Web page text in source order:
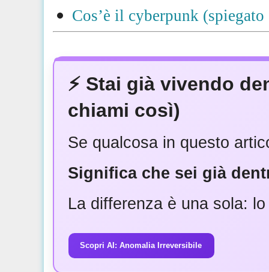
Cos’è il cyberpunk
⚡ Stai già vivendo
chiami così)
Se qualcosa in questo
Significa che sei già
La differenza è una sola:
Scopri AI: Anomalia Irreversibile